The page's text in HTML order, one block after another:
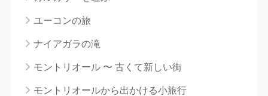
ユーコンの旅
ナイアガラの滝
モントリオール 〜 古くて新しい街
モントリオールから出かける小旅行